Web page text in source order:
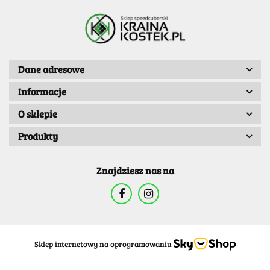
Dane adresowe
Informacje
O sklepie
Produkty
Znajdziesz nas na
Sklep internetowy na oprogramowaniu